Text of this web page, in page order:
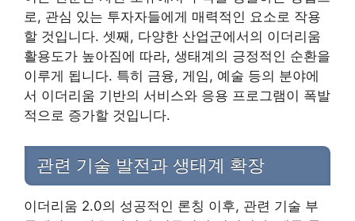
로, 관심 있는 투자자들에게 매력적인 요소로 작용
할 것입니다. 셋째, 다양한 산업군에서의 이더리움
활용도가 높아짐에 따라, 생태계의 긍정적인 순환을
이루게 됩니다. 특히 금융, 게임, 예술 등의 분야에
서 이더리움 기반의 서비스와 응용 프로그램이 폭발
적으로 증가할 것입니다.
관련 기술 발전과 생태계 확장
이더리움 2.0의 성공적인 론칭 이후, 관련 기술 부